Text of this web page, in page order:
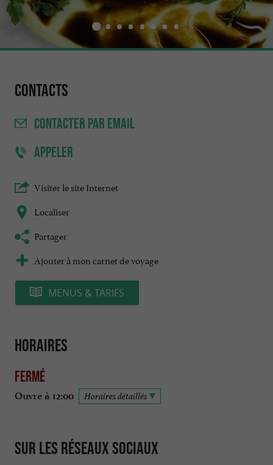
Contacts
CONTACTER PAR EMAIL
APPELER
Visiter le site Internet
Localiser
Partager
Ajouter à mon carnet de voyage
MENUS & TARIFS
Horaires
Fermé
Ouvre à 12:00 Horaires détaillés
Sur les réseaux sociaux